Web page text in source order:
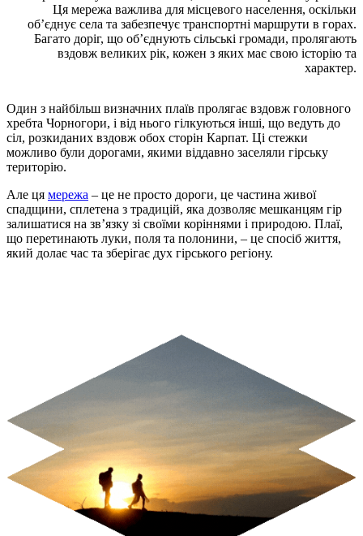
Ця мережа важлива для місцевого населення, оскільки
об’єднує села та забезпечує транспортні маршрути в горах.
Багато доріг, що об’єднують сільські громади, пролягають
вздовж великих рік, кожен з яких має свою історію та
характер.
Один з найбільш визначних плаїв пролягає вздовж головного
хребта Чорногори, і від нього гілкуються інші, що ведуть до
сіл, розкиданих вздовж обох сторін Карпат. Ці стежки
можливо були дорогами, якими віддавно заселяли гірську
територію.
Але ця мережа – це не просто дороги, це частина живої
спадщини, сплетена з традицій, яка дозволяє мешканцям гір
залишатися на зв’язку зі своїми коріннями і природою. Плаї,
що перетинають луки, поля та полонини, – це спосіб життя,
який долає час та зберігає дух гірського регіону.